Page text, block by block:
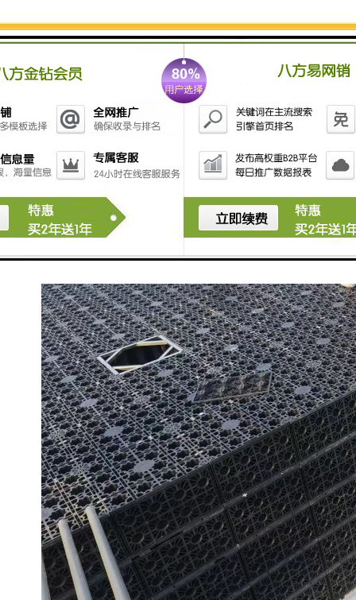
体系会在结合降水并藏储至PP控制模块储蓄水池后，应
用派送管理体系天然解决机器设备促使飘浮化学物质非
常是可沉液体在弃流作用力操纵下堆积，随后分离出来
降水，搞清水体。